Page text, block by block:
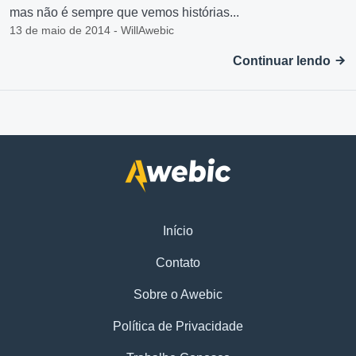
mas não é sempre que vemos histórias...
13 de maio de 2014 - WillAwebic
Continuar lendo
Início
Contato
Sobre o Awebic
Política de Privacidade